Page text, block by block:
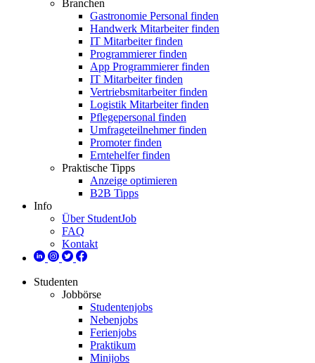
Branchen
Gastronomie Personal finden
Handwerk Mitarbeiter finden
IT Mitarbeiter finden
Programmierer finden
App Programmierer finden
IT Mitarbeiter finden
Vertriebsmitarbeiter finden
Logistik Mitarbeiter finden
Pflegepersonal finden
Umfrageteilnehmer finden
Promoter finden
Erntehelfer finden
Praktische Tipps
Anzeige optimieren
B2B Tipps
Info
Über StudentJob
FAQ
Kontakt
Studenten
Jobbörse
Studentenjobs
Nebenjobs
Ferienjobs
Praktikum
Minijobs